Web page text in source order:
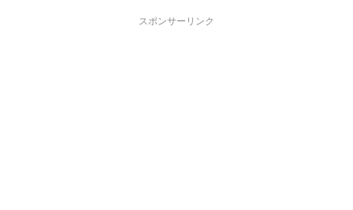
スポンサーリンク